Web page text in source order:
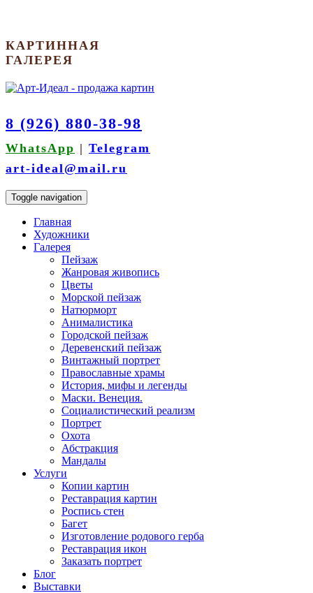
КАРТИННАЯ
ГАЛЕРЕЯ
8 (926) 880-38-98
WhatsApp | Telegram
art-ideal@mail.ru
Toggle navigation
Главная
Художники
Галерея
Пейзаж
Жанровая живопись
Цветы
Морской пейзаж
Натюрморт
Анималистика
Городской пейзаж
Деревенский пейзаж
Винтажный портрет
Православные храмы
История, мифы и легенды
Маски. Венеция.
Социалистический реализм
Портрет
Охота
Абстракция
Мандалы
Услуги
Копии картин
Реставрация картин
Роспись стен
Багет
Изготовление родового герба
Реставрация икон
Заказать портрет
Блог
Выставки